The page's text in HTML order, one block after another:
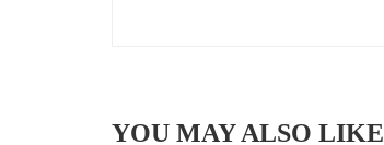
YOU MAY ALSO LIKE